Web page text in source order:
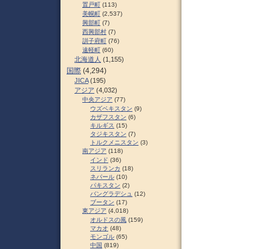
置戸町 (113)
美幌町 (2,537)
興部町 (7)
西興部村 (7)
訓子府町 (76)
遠軽町 (60)
北海道人 (1,155)
国際 (4,294)
JICA(195)
アジア (4,032)
中央アジア (77)
ウズベキスタン (9)
カザフスタン (6)
キルギス (15)
タジキスタン (7)
トルクメニスタン (3)
南アジア (118)
インド (36)
スリランカ (18)
ネパール (10)
パキスタン (2)
バングラデシュ (12)
ブータン (17)
東アジア (4,018)
オルドスの風 (159)
マカオ (48)
モンゴル (65)
中国 (819)